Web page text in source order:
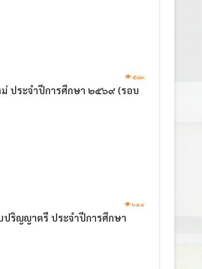
๕๘๓
ประจำปีการศึกษา ๒๕๖๙ (รอบ
๖๑๔
ปริญญาตรี ประจำปีการศึกษา